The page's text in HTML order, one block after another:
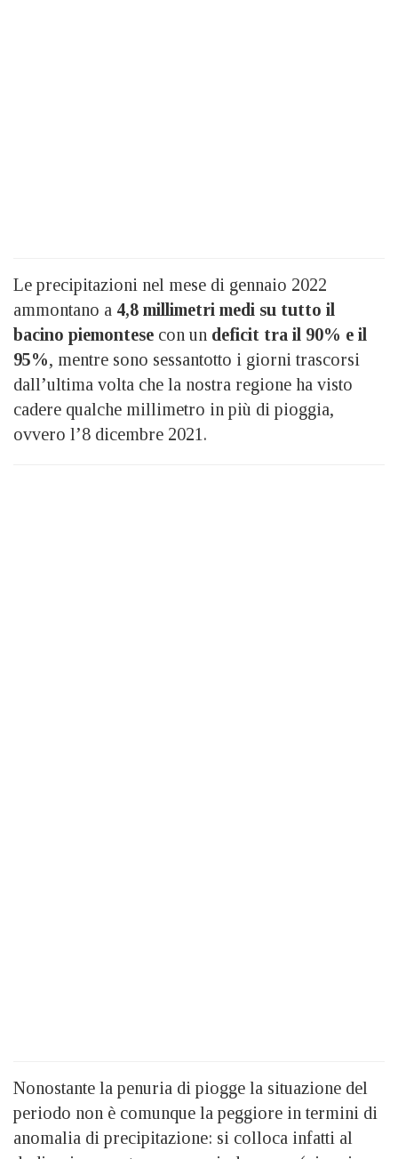
Le precipitazioni nel mese di gennaio 2022
ammontano a 4,8 millimetri medi su tutto il
bacino piemontese con un deficit tra il 90% e il
95%, mentre sono sessantotto i giorni trascorsi
dall’ultima volta che la nostra regione ha visto
cadere qualche millimetro in più di pioggia,
ovvero l’8 dicembre 2021.
Nonostante la penuria di piogge la situazione del
periodo non è comunque la peggiore in termini di
anomalia di precipitazione: si colloca infatti al